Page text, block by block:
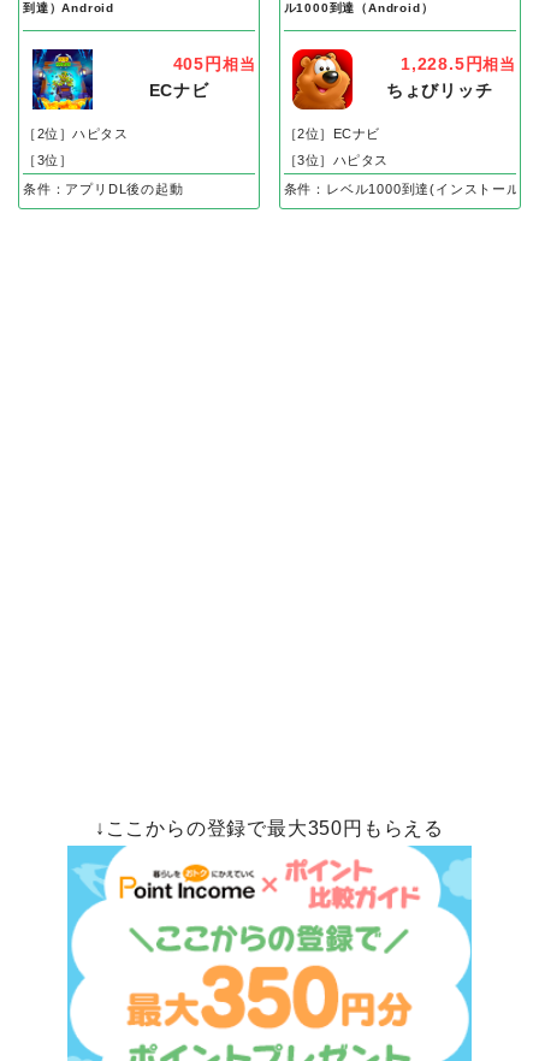
到達）Android
405円 相当
ECナビ
［2位］ハピタス
［3位］
条件：アプリDL後の起動
ル1000到達（Android）
1,228.5円相当
ちょびリッチ
［2位］ECナビ
［3位］ハピタス
条件：レベル1000到達(インストール後
↓ここからの登録で最大350円もらえる